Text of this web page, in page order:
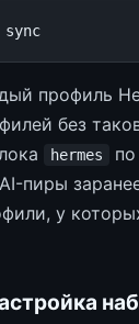
профиль
без
hermes
пиры
у